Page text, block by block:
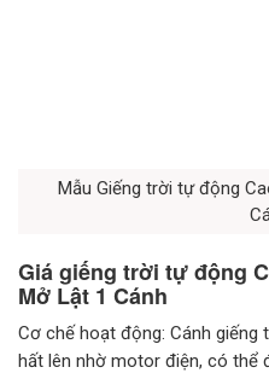
Mẫu Giếng trời tự động
Giá giếng trời tự động
Mở Lật 1 Cánh
Cơ chế hoạt động: Cánh
hất lên nhờ motor điện, có thể